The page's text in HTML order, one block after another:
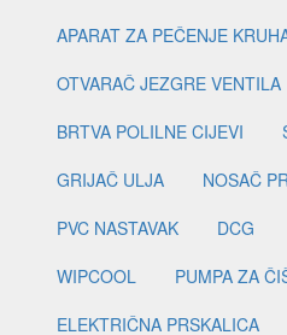
APARAT ZA PEČENJE
OTVARAČ JEZGRE VENTILA
BRTVA POLILNE CIJEVI
GRIJAČ ULJA
NOSAČ
PVC NASTAVAK
DCG
WIPCOOL
PUMPA ZA
ELEKTRIČNA PRSKALICA